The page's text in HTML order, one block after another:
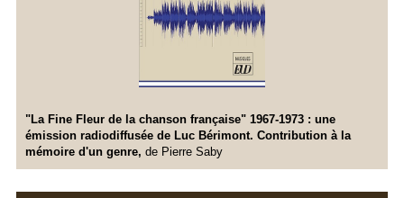
"La Fine Fleur de la chanson française" 1967-1973 : une
émission radiodiffusée de Luc Bérimont. Contribution à la
mémoire d'un genre, de Pierre Saby